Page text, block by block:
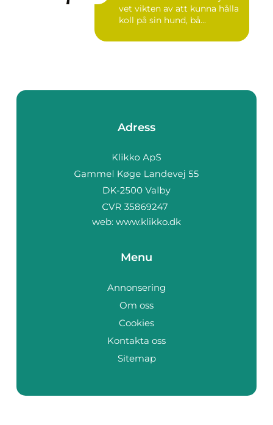
vet vikten av att kunna hålla
koll på sin hund, bå...
Adress
web: www.klikko.dk
Menu
Annonsering
Om oss
Cookies
Kontakta oss
Sitemap